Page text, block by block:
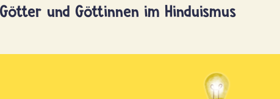
Götter und Göttinnen im Hinduismus